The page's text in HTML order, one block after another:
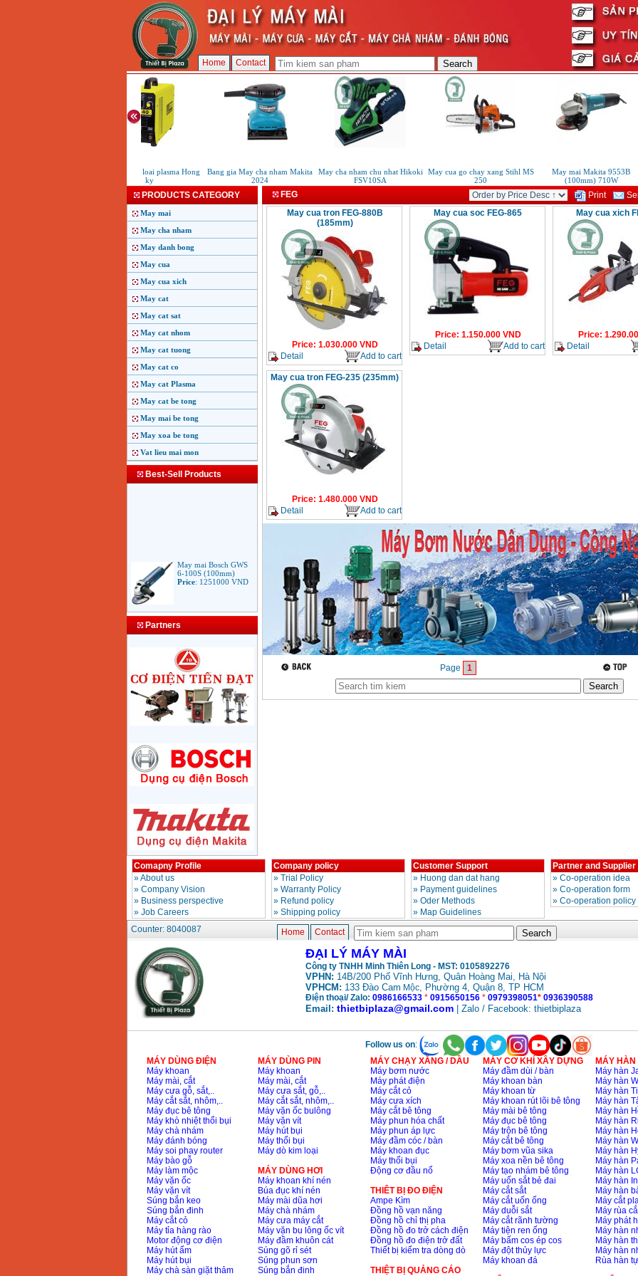
Home Contact
May cat kim loai plasma Hong
ky
Bang gia May cha nham Makita
2024
May cha nham chu nhat Hikoki
FSV10SA
May cua go chay xang Stihl MS
250
May mai Makita 9553B
(100mm) 710W
PRODUCTS CATEGORY
May mai
May cha nham
May danh bong
May cua
May cua xich
May cat
May cat sat
May cat nhom
May cat tuong
May cat co
May cat Plasma
May cat be tong
May mai be tong
May xoa be tong
Vat lieu mai mon
Best-Sell Products
6-100S (100mm)
Price:1251000VND
9553B (100mm)
710W
May mai 180mm
Bosch GWS 2200-180
(2000W)
Price:3438000 VND
Makita 9558HN
(840W)
Price:1587000VND
GA4040 ( 100mm)
Price:2043000VND
May mai hai da
150mm Bosch GBG
Price:2759000
May mai cat da nang
Makita TM3000C
(320W)
Price
May mai FEG-911A
(100mm)
Price:760000
Price :6000000
May mai 2 da Hong
ky MB1/2HP (0.5HP)
Price:2250000VND
Partners
FEG Print
May cua tron FEG-880B
(185mm)
Price: 1.030.000VND
Detail
Add to cart
May cua soc FEG-865
Price: 1.150.000VND
Detail
Add to cart
May cua xich
Price:
Detail
May cua tron FEG-235 (235mm)
Price: 1.480.000VND
Detail
Add to cart
Page 1
Comapny Profile
»About us
» Company Vision
» Business perspective
» Job Careers
Company policy
» Trial Policy
» Warranty Policy
» Refund policy
» Shipping policy
Customer Support
» Huong dan dat hang
» Payment guidelines
» Oder Methods
» Map Guidelines
Partner and Supplier
» Co-operation idea
» Co-operation form
» Co-operation policy
Counter: 8040087 Home Contact
ĐẠI LÝ MÁY MÀI
Công ty TNHH Minh Thiên Long - MST: 0105892276
VPHN: 14B/200 Phố Vĩnh Hưng, Quân Hoàng Mai, Hà Nội
VPHCM: 133 Đào Cam Mộc, Phường 4, Quận 8, TP HCM
Điện thoại/ Zalo: 0986166533 * 0915650156* 0979398051* 0936390588
Email: thietbiplaza@gmail.com| Zalo / Facebook: thietbiplaza
Follow us on:
MÁY DÙNG ĐIỆN
Máy khoan
Máy mài, cắt
Máy cưa gỗ, sắt,..
Máy cắt sắt, nhôm,..
Máy đục bê tông
Máy khò nhiệt thổi bụi
Máy chà nhám
Máy đánh bóng
Máy soi phay router
Máy bào gỗ
Máy làm mộc
Máy vặn ốc
Máy vặn vít
Súng bắn keo
Súng bắn đinh
Máy cắt cỏ
Máy tỉa hàng rào
Motor động cơ điện
Máy hút ẩm
Máy hút bụi
Máy chà sàn giặt thảm
MÁY DÙNG PIN
Máy khoan
Máy mài, cắt
Máy cưa sắt, gỗ,..
Máy cắt sắt, nhôm,..
Máy vặn ốc bulông
Máy vặn vít
Máy hút bụi
Máy thổi bụi
Máy dò kim loại
MÁY DÙNG HƠI
Máy khoan khí nén
Búa đục khí nén
Máy mài dũa hơi
Máy chà nhám
Máy cưa máy cắt
Máy vặn bu lông ốc vít
Máy đầm khuôn cát
Súng gõ rỉ sét
Súng phun sơn
Súng bắn đinh
MÁY CHẠY XĂNG / DẦU
Máy bơm nước
Máy phát điện
Máy cắt cỏ
Máy cưa xích
Máy cắt bê tông
Máy phun hóa chất
Máy phun áp lực
Máy đầm cóc / bàn
Máy khoan đục
Máy thổi bụi
Động cơ đầu nổ
THIÊT BỊ ĐO ĐIỆN
Ampe Kìm
Đồng hồ vạn năng
Đồng hồ chỉ thị pha
Đồng hồ đo trở cách điện
Đồng hồ đo điện trở đất
Thiết bị kiểm tra dòng dò
THIỆT BỊ QUẢNG CÁO
MÁY CƠ KHÍ XÂY DỰNG
Máy đầm dùi / bàn
Máy khoan bàn
Máy khoan từ
Máy khoan rút lõi bê tông
Máy mài bê tông
Máy đục bê tông
Máy trộn bê tông
Máy cắt bê tông
Máy bơm vũa sika
Máy xoa nền bê tông
Máy tạo nhám bê tông
Máy uốn sắt bẻ đai
Máy cắt sắt
Máy cắt uốn ống
Máy duỗi sắt
Máy cắt rãnh tường
Máy tiện ren ống
Máy bấm cos ép cos
Máy đột thủy lực
Máy khoan đá
MÁY HÀN
Máy hàn
Máy hàn
Máy hàn
Máy hàn
Máy hàn
Máy hàn
Máy hàn
Máy hàn
Máy hàn
Máy hàn
Máy hàn
Máy hàn
Máy hàn
Máy cắt
Máy rùa
Máy phát
Máy hàn
Máy hàn
Máy hàn
Rùa hàn